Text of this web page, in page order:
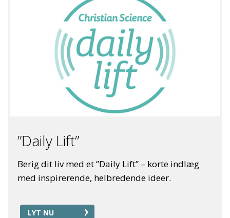
”Daily Lift”
Berig dit liv med et ”Daily Lift” – korte indlæg
med inspirerende, helbredende ideer.
LYT NU